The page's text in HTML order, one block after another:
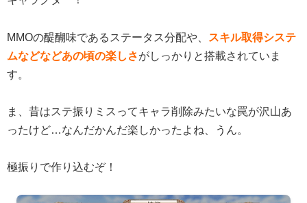
MMOの醍醐味であるステータス分配や、
スキル取得システ
ムなどなどあの頃の楽しさがしっかりと搭載されていま
す。
ま、昔はステ振りミスってキャラ削除みたいな罠が沢山あ
ったけど…なんだかんだ楽しかったよね、うん。
極振りで作り込むぞ！